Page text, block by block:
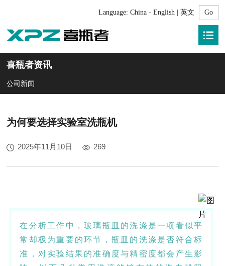
Language: China - English | 英文
喜瓶者资讯
公司新闻
为何要选择实验室洗瓶机
2025年11月10日 269
在分析工作中，玻璃瓶皿的洗涤是一项看似平
常却极为重要的环节，瓶皿的洗涤是否符合标
准，对实验结果的准确度与精密度都会产生影